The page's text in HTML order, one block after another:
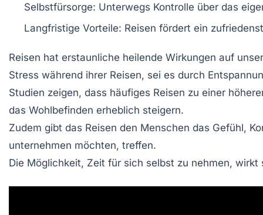
Selbstfürsorge: Unterwegs Kontrolle über das
Langfristige Vorteile: Reisen fördert ein
Reisen hat erstaunliche heilende Wirkungen auf
Stress während ihrer Reisen, sei es durch
Studien zeigen, dass häufiges Reisen zu einer
das Wohlbefinden erheblich steigern.
Zudem gibt das Reisen den Menschen das Gefühl,
unternehmen möchten, treffen.
Die Möglichkeit, Zeit für sich selbst zu nehmen,